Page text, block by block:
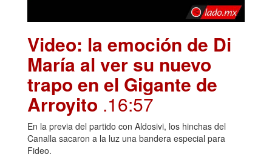
Video: la emoción de Di
María al ver su nuevo
trapo en el Gigante de
Arroyito .16:57
En la previa del partido con Aldosivi, los hinchas del
Canalla sacaron a la luz una bandera especial para
Fideo.